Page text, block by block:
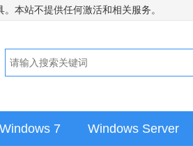
本站不提供任何激活和相关服务。
Windows 7 Windows Server